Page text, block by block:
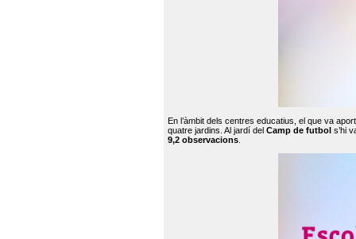
En l’àmbit dels centres educatius, el que va
quatre jardins. Al jardí del Camp de futbol s’hi
9,2 observacions